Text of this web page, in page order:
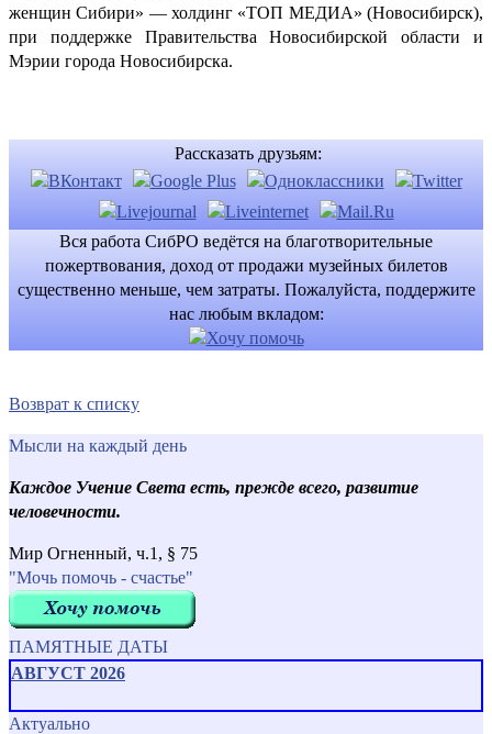
женщин Сибири» — холдинг «ТОП МЕДИА» (Новосибирск),
при поддержке Правительства Новосибирской области и
Мэрии города Новосибирска.
Рассказать друзьям:
Вся работа СибРО ведётся на благотворительные
пожертвования, доход от продажи музейных билетов
существенно меньше, чем затраты. Пожалуйста, поддержите
нас любым вкладом:
Возврат к списку
Мысли на каждый день
Каждое Учение Света есть, прежде всего, развитие
человечности.
Мир Огненный, ч.1, § 75
"Мочь помочь - счастье"
ПАМЯТНЫЕ ДАТЫ
АВГУСТ 2026
Актуально